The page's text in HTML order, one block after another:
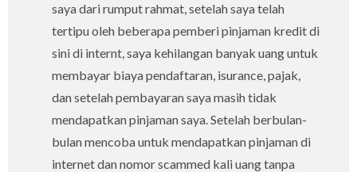
saya dari rumput rahmat, setelah saya telah
tertipu oleh beberapa pemberi pinjaman kredit di
sini di internt, saya kehilangan banyak uang untuk
membayar biaya pendaftaran, isurance, pajak,
dan setelah pembayaran saya masih tidak
mendapatkan pinjaman saya. Setelah berbulan-
bulan mencoba untuk mendapatkan pinjaman di
internet dan nomor scammed kali uang tanpa